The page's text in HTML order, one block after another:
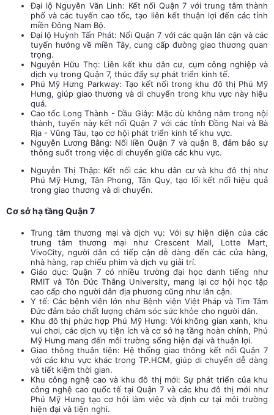
Đại lộ Nguyễn Văn Linh: Kết nối Quận 7 với trung tâm thành
phố và các tuyến cao tốc, tạo liên kết thuận lợi đến các tỉnh
miền Đông Nam Bộ.
Đại lộ Huỳnh Tấn Phát: Nối Quận 7 với các quận lân cận và các
tuyến hướng về miền Tây, cung cấp đường giao thương quan
trọng.
Nguyễn Hữu Thọ: Liên kết khu dân cư, cụm công nghiệp và
dịch vụ trong Quận 7, thúc đẩy sự phát triển kinh tế.
Phú Mỹ Hưng Parkway: Tạo kết nối trong khu đô thị Phú Mỹ
Hưng, giúp giao thương và di chuyển trong khu vực này hiệu
quả.
Cao tốc Long Thành - Dầu Giây: Mặc dù không nằm trong nội
thành, tuyến này kết nối Quận 7 với các tỉnh Đồng Nai và Bà
Rịa - Vũng Tàu, tạo cơ hội phát triển kinh tế khu vực.
Nguyễn Lương Bằng: Nối liền Quận 7 và quận 8, đảm bảo sự
thông suốt trong việc di chuyển giữa các khu vực.
Nguyễn Thị Thập: Kết nối các khu dân cư và khu đô thị như
Phú Mỹ Hưng, Tân Phong, Tân Quy, tạo lối kết nối hiệu quả
trong giao thương và di chuyển.
Cơ sở hạ tầng Quận 7
Trung tâm thương mại và dịch vụ: Với sự hiện diện của các
trung tâm thương mại như Crescent Mall, Lotte Mart,
VivoCity, người dân có tiếp cận dễ dàng đến các cửa hàng,
nhà hàng, rạp chiếu phim và dịch vụ giải trí.
Giáo dục: Quận 7 có nhiều trường đại học danh tiếng như
RMIT và Tôn Đức Thắng University, mang lại cơ hội học tập
cao cấp cho người dân địa phương cũng như lân cận.
Y tế: Các bệnh viện lớn như Bệnh viện Việt Pháp và Tim Tâm
Đức đảm bảo chất lượng chăm sóc sức khỏe cho người dân.
Khu đô thị phức hợp Phú Mỹ Hưng: Với không gian xanh, khu
vui chơi, các dịch vụ tiện ích và cơ sở hạ tầng hoàn chỉnh, Phú
Mỹ Hưng mang đến môi trường sống hiện đại và thuận lợi.
Giao thông thuận tiện: Hệ thống giao thông kết nối Quận 7
với các khu vực khác trong TP.HCM, giúp di chuyển dễ dàng
và tiết kiệm thời gian.
Khu công nghệ cao và khu đô thị mới: Sự phát triển của khu
công nghệ cao quốc tế tại Quận 7 và các khu đô thị mới như
Phú Mỹ Hưng tạo cơ hội làm việc và định cư tại môi trường
hiện đại và tiện nghi.